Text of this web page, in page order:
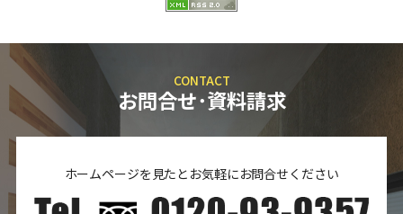
CONTACT
お問合せ･資料請求
ホームページを見たとお気軽にお問合せください